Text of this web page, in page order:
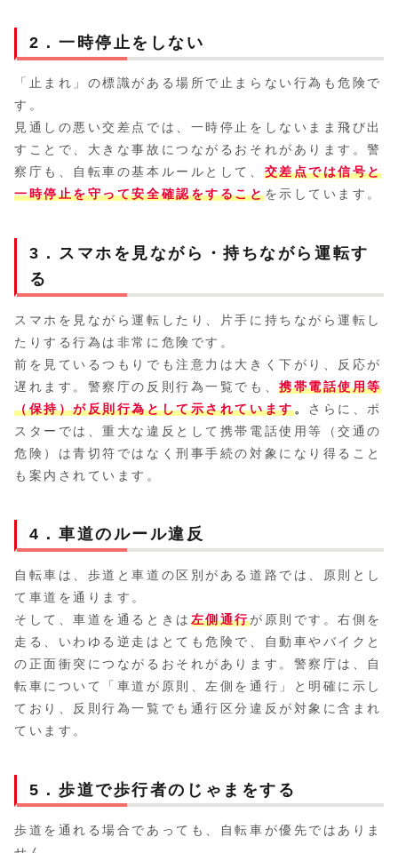
2．一時停止をしない
「止まれ」の標識がある場所で止まらない行為も危険で
す。
見通しの悪い交差点では、一時停止をしないまま飛び出
すことで、大きな事故につながるおそれがあります。警
察庁も、自転車の基本ルールとして、 交差点では信号と
一時停止を守って安全確認をすることを示しています。
3．スマホを見ながら・持ちながら運転す
る
スマホを見ながら運転したり、片手に持ちながら運転し
たりする行為は非常に危険です。
前を見ているつもりでも注意力は大きく下がり、反応が
遅れます。警察庁の反則行為一覧でも、携帯電話使用等
（保持）が反則行為として示されています。
さらに、ポ
スターでは、重大な違反として携帯電話使用等（交通の
危険）は青切符ではなく刑事手続の対象になり得ること
も案内されています。
4．車道のルール違反
自転車は、歩道と車道の区別がある道路では、原則とし
て車道を通ります。
そして、車道を通るときは 左側通行が原則です。右側を
走る、いわゆる逆走はとても危険で、自動車やバイクと
の正面衝突につながるおそれがあります。警察庁は、自
転車について「車道が原則、左側を通行」と明確に示し
ており、反則行為一覧でも通行区分違反が対象に含まれ
ています。
5．歩道で歩行者のじゃまをする
歩道を通れる場合であっても、自転車が優先ではありま